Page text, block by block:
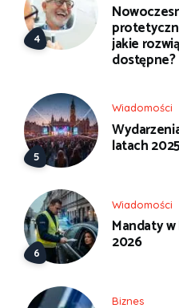
jakie
dostępne?
Wiadomości
latach
Wiadomości
Mandaty
2026
Biznes